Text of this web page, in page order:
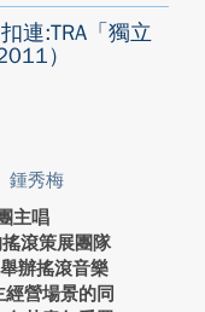
連:TRA「獨立
）
鍾秀梅
主唱
滾策展團隊
辦搖滾音樂
營場景的同